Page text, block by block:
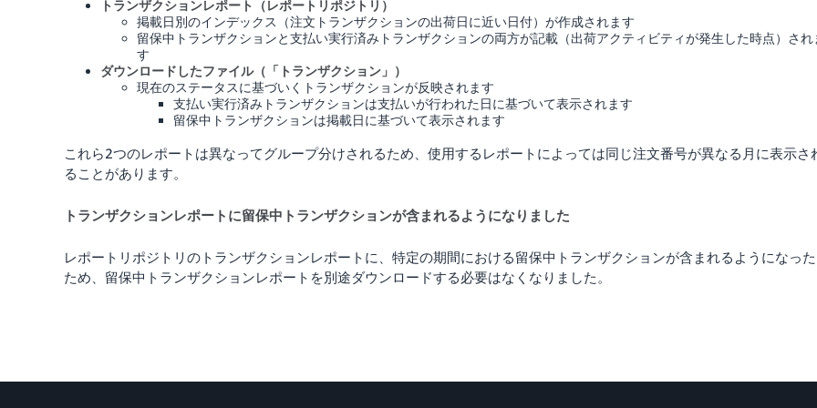
トランザクションレポート（レポートリポジトリ）
掲載日別のインデックス（注文トランザクションの出荷日に近い日付）が作成されます
留保中トランザクションと支払い実行済みトランザクションの両方が記載（出荷アクティビティが発生した時点）され
す
ダウンロードしたファイル（「トランザクション」）
現在のステータスに基づいくトランザクションが反映されます
支払い実行済みトランザクションは支払いが行われた日に基づいて表示されます
留保中トランザクションは掲載日に基づいて表示されます
これら2つのレポートは異なってグループ分けされるため、使用するレポートによっては同じ注文番号が異なる月に表示さ
ることがあります。
トランザクションレポートに留保中トランザクションが含まれるようになりました
レポートリポジトリのトランザクションレポートに、特定の期間における留保中トランザクションが含まれるようになった
ため、留保中トランザクションレポートを別途ダウンロードする必要はなくなりました。